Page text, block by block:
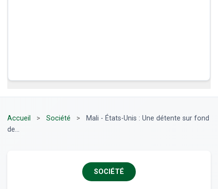
Accueil > Société >
Mali - États-Unis : Une détente sur fond
de...
SOCIÉTÉ